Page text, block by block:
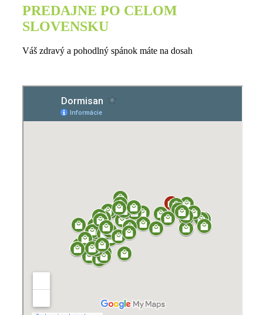
PREDAJNE PO CELOM
SLOVENSKU
Váš zdravý a pohodlný spánok máte na dosah